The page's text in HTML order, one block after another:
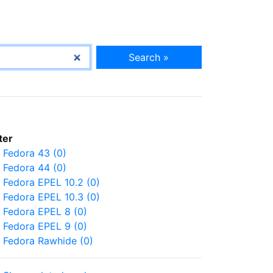
Search »
Fedora 43 (0)
Fedora 44 (0)
Fedora EPEL 10.2 (0)
Fedora EPEL 10.3 (0)
Fedora EPEL 8 (0)
Fedora EPEL 9 (0)
Fedora Rawhide (0)